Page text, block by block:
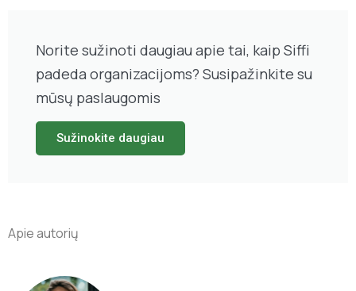
Norite sužinoti daugiau apie tai, kaip Siffi
padeda organizacijoms? Susipažinkite su
mūsų paslaugomis
Sužinokite daugiau
Apie autorių